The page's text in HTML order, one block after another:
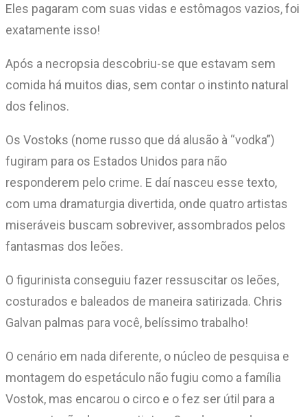
Eles pagaram com suas vidas e estômagos vazios, foi
exatamente isso!
Após a necropsia descobriu-se que estavam sem
comida há muitos dias, sem contar o instinto natural
dos felinos.
Os Vostoks (nome russo que dá alusão à “vodka”)
fugiram para os Estados Unidos para não
responderem pelo crime. E daí nasceu esse texto,
com uma dramaturgia divertida, onde quatro artistas
miseráveis buscam sobreviver, assombrados pelos
fantasmas dos leões.
O figurinista conseguiu fazer ressuscitar os leões,
costurados e baleados de maneira satirizada. Chris
Galvan palmas para você, belíssimo trabalho!
O cenário em nada diferente, o núcleo de pesquisa e
montagem do espetáculo não fugiu como a família
Vostok, mas encarou o circo e o fez ser útil para a